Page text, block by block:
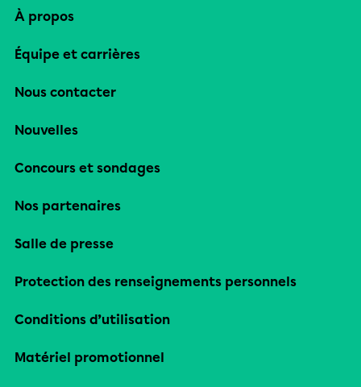
À propos
Équipe et carrières
Nous contacter
Nouvelles
Concours et sondages
Nos partenaires
Salle de presse
Protection des renseignements personnels
Conditions d’utilisation
Matériel promotionnel